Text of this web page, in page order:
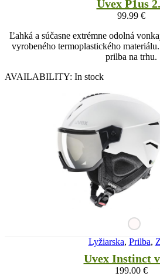
Uvex P1us
99.99 €
Ľahká a súčasne extrémne odolná
vyrobeného termoplastického
prilba na trhu.
AVAILABILITY: In stock
Lyžiarska, Prilba,
Uvex Instinct
199.00 €